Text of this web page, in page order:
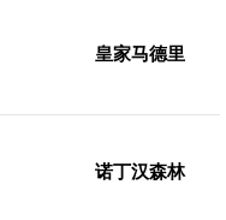
皇家马德里
诺丁汉森林